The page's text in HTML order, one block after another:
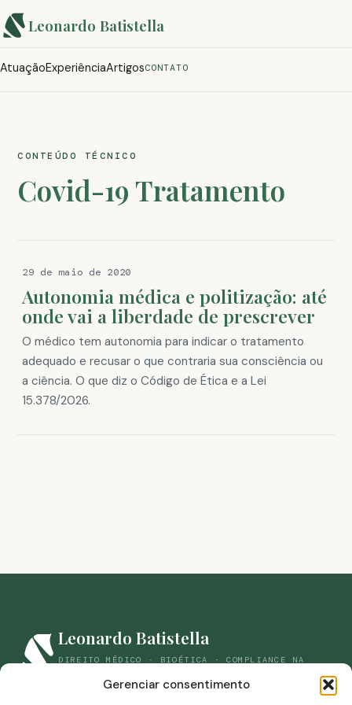
Gerenciar consentimento
Leonardo Batistella
AtuaçãoExperiênciaArtigosCONTATO
CONTEÚDO TÉCNICO
Covid-19 Tratamento
29 de maio de 2020
Autonomia médica e politização: até
onde vai a liberdade de prescrever
O médico tem autonomia para indicar o tratamento
adequado e recusar o que contraria sua consciência ou
a ciência. O que diz o Código de Ética e a Lei
15.378/2026.
Leonardo Batistella
DIREITO MÉDICO · BIOÉTICA · COMPLIANCE NA
(44) 98861-9059